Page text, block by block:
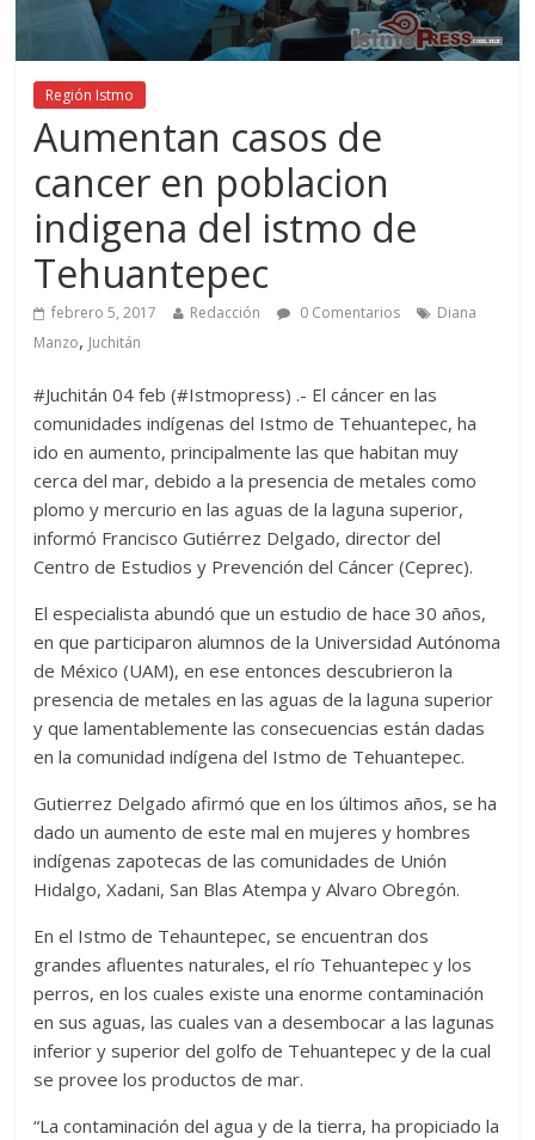
Región Istmo
Aumentan casos de
cancer en poblacion
indigena del istmo de
Tehuantepec
febrero 5, 2017 Redacción 0 Comentarios
Diana
Manzo, Juchitán
#Juchitán 04 feb (#Istmopress) .- El cáncer en las
comunidades indígenas del Istmo de Tehuantepec, ha
ido en aumento, principalmente las que habitan muy
cerca del mar, debido a la presencia de metales como
plomo y mercurio en las aguas de la laguna superior,
informó Francisco Gutiérrez Delgado, director del
Centro de Estudios y Prevención del Cáncer (Ceprec).
El especialista abundó que un estudio de hace 30 años,
en que participaron alumnos de la Universidad Autónoma
de México (UAM), en ese entonces descubrieron la
presencia de metales en las aguas de la laguna superior
y que lamentablemente las consecuencias están dadas
en la comunidad indígena del Istmo de Tehuantepec.
Gutierrez Delgado afirmó que en los últimos años, se ha
dado un aumento de este mal en mujeres y hombres
indígenas zapotecas de las comunidades de Unión
Hidalgo, Xadani, San Blas Atempa y Alvaro Obregón.
En el Istmo de Tehauntepec, se encuentran dos
grandes afluentes naturales, el río Tehuantepec y los
perros, en los cuales existe una enorme contaminación
en sus aguas, las cuales van a desembocar a las lagunas
inferior y superior del golfo de Tehuantepec y de la cual
se provee los productos de mar.
“La contaminación del agua y de la tierra, ha propiciado la